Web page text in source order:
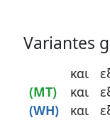
Variantes
(MT)
(WH)
και
και
και
site